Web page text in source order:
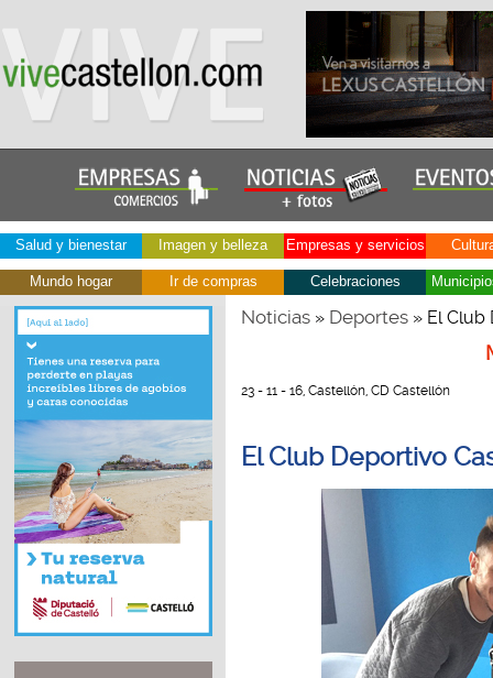
Salud y bienestar Imagen y belleza Empresas y servicios
Mundo hogar Ir de compras Celebraciones
Noticias» Deportes» El Club
23 - 11 - 16, Castellón, CD Castellón
El Club Deportivo